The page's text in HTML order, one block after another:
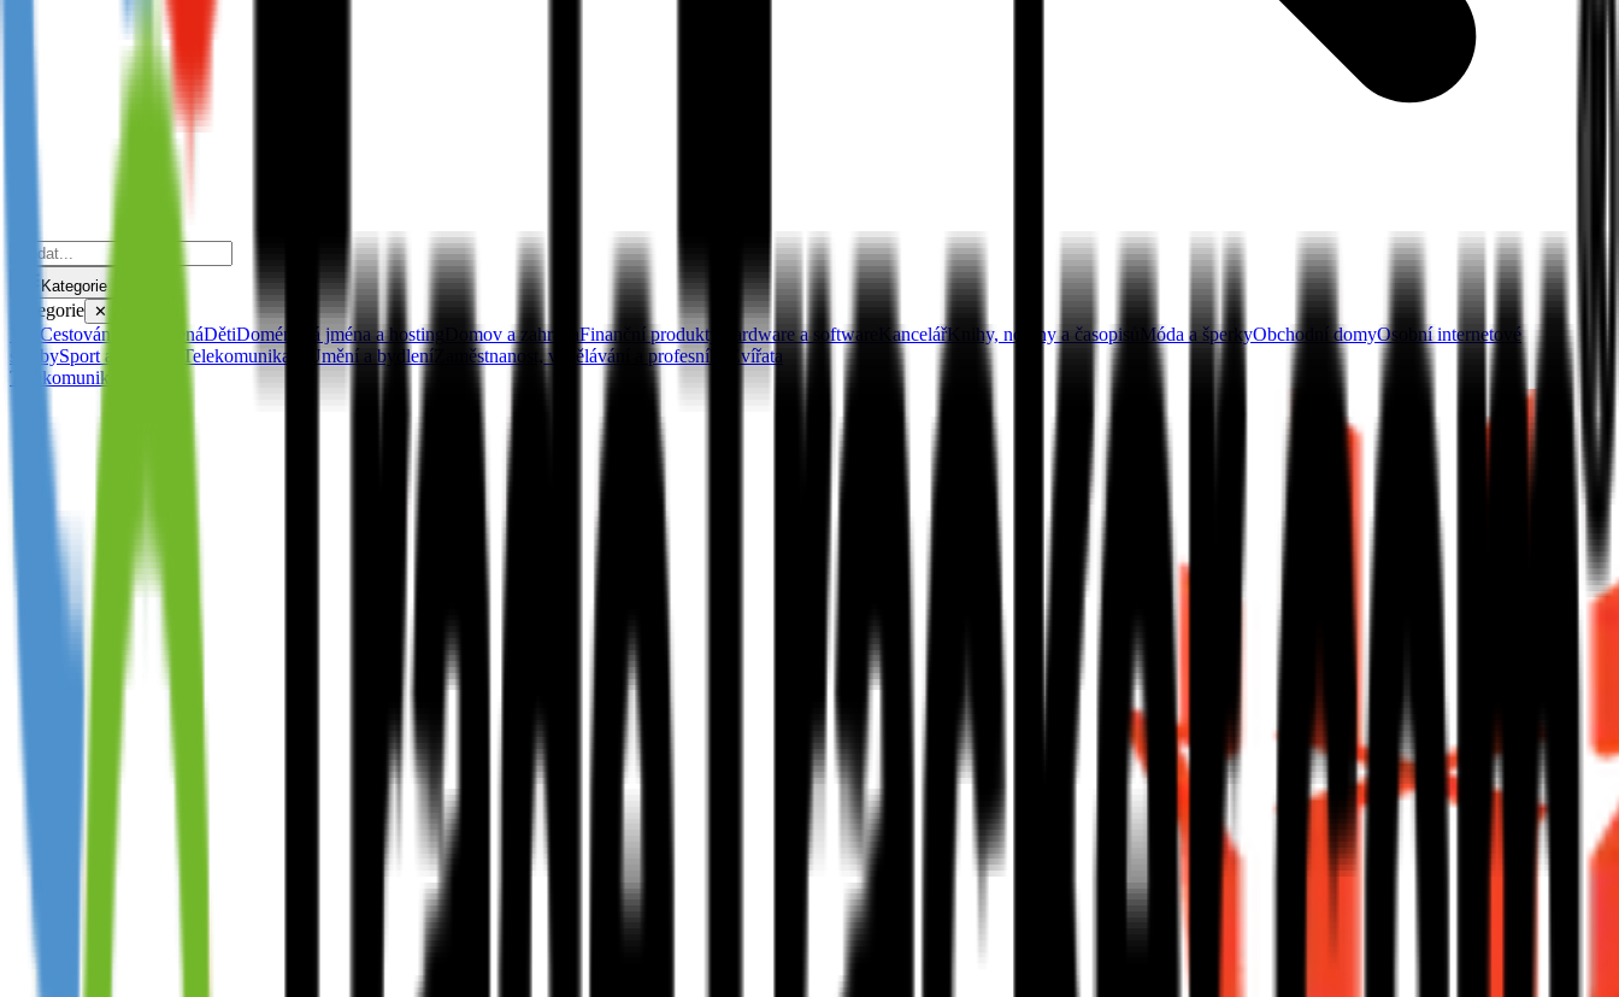
Kategorie
Kategorie ✕
Cestování a dovolenáDětiDoménová jména a hosting Domov a zahradaFinanční produkty Hardware a software KancelářKnihy, noviny a časopisů Móda a šperkyObchodní domyOsobní internetové
službySport a rekreace Telekomunikace Umění a bydlení Zaměstnanost, vzdělávání a profesního
Zvířata
Telekomunikace